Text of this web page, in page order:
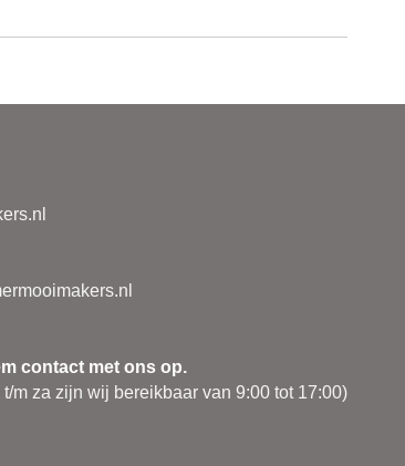
contact met ons op.
m za zijn wij bereikbaar van 9:00 tot 17:00)